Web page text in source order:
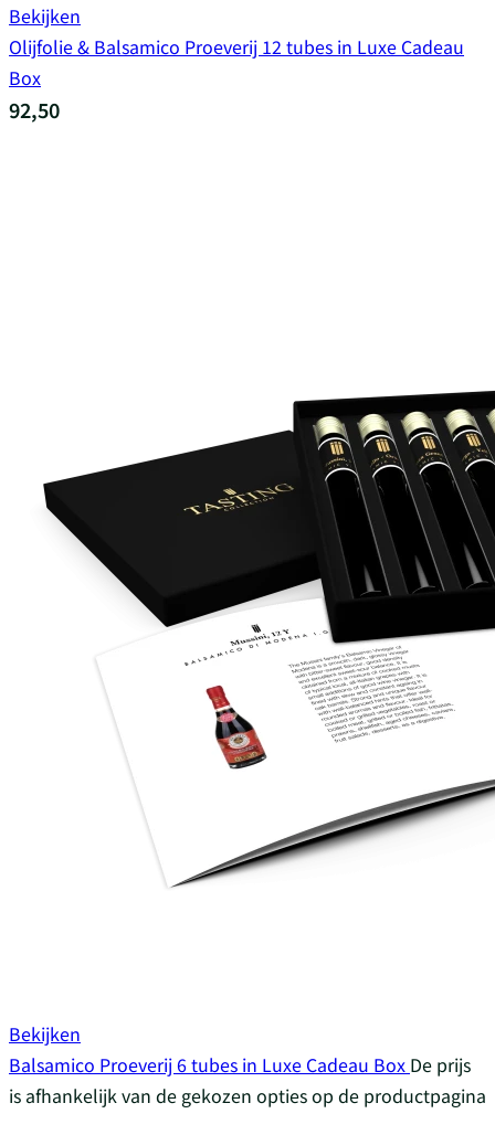
Bekijken
Olijfolie & Balsamico Proeverij 12 tubes in Luxe Cadeau
Box
92,50
Bekijken
Balsamico Proeverij 6 tubes in Luxe Cadeau Box De prijs
is afhankelijk van de gekozen opties op de productpagina